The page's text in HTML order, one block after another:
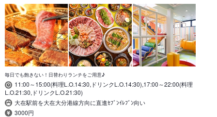
毎日でも飽きない！日替わりランチをご用意♪
11:00～15:00(料理L.O.14:30,ドリンクL.O.14:30),17:00～22:00(料理
L.O.21:30,ドリンクL.O.21:30)
大在駅前を大在大分港線方向に直進ｾﾌﾞﾝｲﾚﾌﾞﾝ向い
3000円